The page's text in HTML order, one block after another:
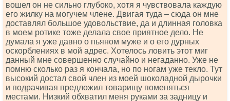
вошел он не сильно глубоко, хотя я чувствовала каждую
его жилку на могучем члене. Двигая туда – сюда он мне
доставлял большое удовольствие, да и длинная головка
в моем ротике тоже делала свое приятное дело. Не
думала я уже давно о пьяном муже и о его дурных
оскорблениях в мой адрес. Хотелось ловить этот миг
данный мне совершенно случайно и негаданно. Уже не
помню сколько раз я кончала, но по ногам уже текло. Тут
высокий достал свой член из моей шоколадной дырочки
и подрачивая предложил товарищу поменяться
местами. Низкий обхватил меня руками за задницу и